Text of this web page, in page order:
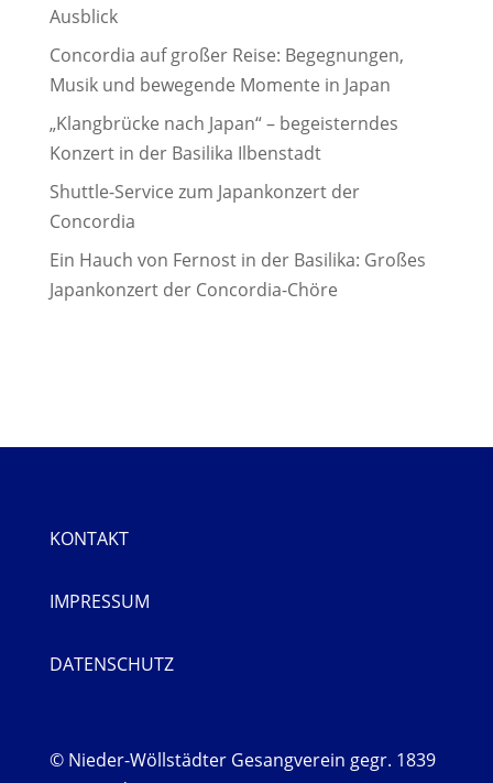
Ausblick
Concordia auf großer Reise: Begegnungen,
Musik und bewegende Momente in Japan
„Klangbrücke nach Japan“ – begeisterndes
Konzert in der Basilika Ilbenstadt
Shuttle-Service zum Japankonzert der
Concordia
Ein Hauch von Fernost in der Basilika: Großes
Japankonzert der Concordia-Chöre
KONTAKT
IMPRESSUM
DATENSCHUTZ
© Nieder-Wöllstädter Gesangverein gegr. 1839